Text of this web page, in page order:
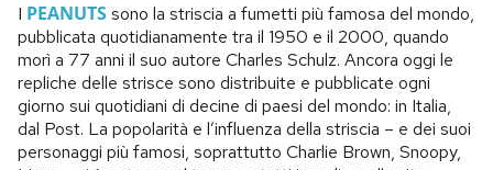
I PEANUTSsono la striscia a fumetti più famosa del mondo,
pubblicata quotidianamente tra il 1950 e il 2000, quando
morì a 77 anni il suo autore Charles Schulz. Ancora oggi le
repliche delle strisce sono distribuite e pubblicate ogni
giorno sui quotidiani di decine di paesi del mondo: in Italia,
dal Post. La popolarità e l’influenza della striscia – e dei suoi
personaggi più famosi, soprattutto Charlie Brown, Snoopy,